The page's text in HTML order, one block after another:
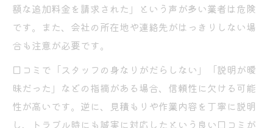
額な追加料金を請求された」という声が多い業者は危険
です。また、会社の所在地や連絡先がはっきりしない場
合も注意が必要です。
口コミで「スタッフの身なりがだらしない」「説明が曖
昧だった」などの指摘がある場合、信頼性に欠ける可能
性が高いです。逆に、見積もりや作業内容を丁寧に説明
し、トラブル時にも誠実に対応したという良い口コミが